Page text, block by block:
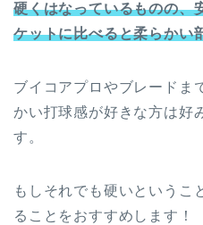
硬くはなっているものの、
ケットに比べると柔らかい
ブイコアプロやブレードま
かい打球感が好きな方は好
す。
もしそれでも硬いというこ
ることをおすすめします！